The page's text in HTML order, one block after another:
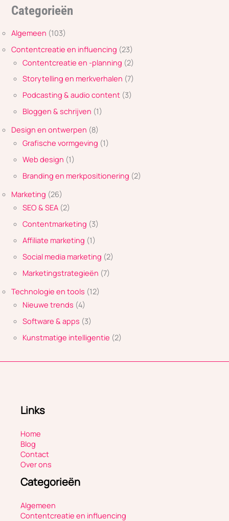
Categorieën
Algemeen (103)
Contentcreatie en influencing (23)
Contentcreatie en -planning (2)
Storytelling en merkverhalen (7)
Podcasting & audio content (3)
Bloggen & schrijven (1)
Design en ontwerpen (8)
Grafische vormgeving (1)
Web design (1)
Branding en merkpositionering (2)
Marketing (26)
SEO & SEA (2)
Contentmarketing (3)
Affiliate marketing (1)
Social media marketing (2)
Marketingstrategieën (7)
Technologie en tools (12)
Nieuwe trends (4)
Software & apps (3)
Kunstmatige intelligentie (2)
Links
Home
Blog
Contact
Over ons
Categorieën
Algemeen
Contentcreatie en influencing